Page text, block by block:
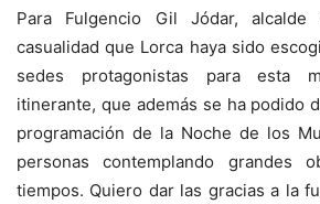
Para Fulgencio Gil Jódar,
casualidad que Lorca haya sido
sedes protagonistas para esta
itinerante, que además se ha podido
programación de la Noche de los
personas contemplando grandes
tiempos. Quiero dar las gracias a la